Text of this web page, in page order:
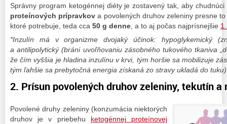
Správny program ketogénnej diéty je zostavený tak, aby
proteínových prípravkov a povolených druhov zeleniny presne
ktoré potrebuje, teda cca 50 g denne , a to aj počas najprísnejšie
*Inzulín má v organizme dvojaký účinok: hypoglykemický
a antilipolytický (bráni uvoľňovaniu zásobného tukového tkaniva
že čím vyššia je hladina inzulínu v krvi, tým horšie sa mobilizuje
tým ľahšie sa prebytočná energia získaná zo stravy ukladá do
2. Prísun povolených druhov zeleniny, tekutín a
Povolené druhy zeleniny (konzumácia niektorých
druhov je v priebehu ketogénnej proteínovej